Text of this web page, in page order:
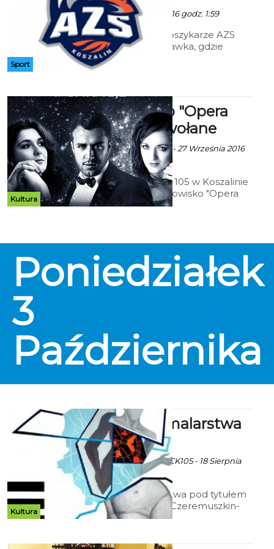
Sport
Art - 29 Września 2016 godz. 1:59
2 października koszykarze AZS
pojadą do Włocławka, gdzie
zmierzą się z Anwilem (15:00),
Kultura
Widowisko "Opera
Night" odwołane
Ekoszalin z mat. inf. - 27 Września 2016
godz. 6:45
Centrum Kultury 105 w Koszalinie
informuje, że widowisko "Opera
Night" planowane na 2
Poniedziałek
3
Października
Kultura
Wystawa malarstwa
„Konkret”
Ekoszalin z mat inf.CK105 - 18 Sierpnia
2016 godz. 13:24
Wystawa malarstwa pod tytułem
„Konkret” Agaty Czeremuszkin-
Chrut i Agi Pietrzykowskiej
indywidualne postawy twórcze,